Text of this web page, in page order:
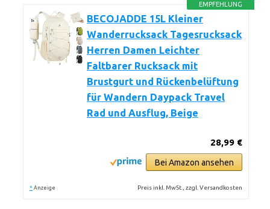
EMPFEHLUNG
BECOJADDE 15L Kleiner
Wanderrucksack Tagesrucksack
Herren Damen Leichter
Faltbarer Rucksack mit
Brustgurt und Rückenbelüftung
für Wandern Daypack Travel
Rad und Ausflug, Beige
28,99 €
Bei Amazon ansehen
* Anzeige Preis inkl. MwSt., zzgl. Versandkosten